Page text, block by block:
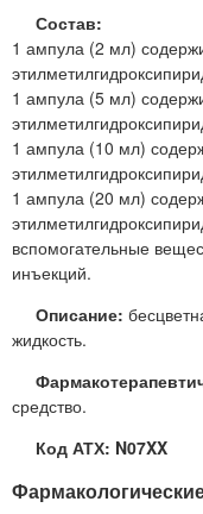
Состав:
1 ампула (2 мл)
1 ампула (5 мл)
1 ампула (10 мл)
1 ампула (20 мл)
вспомогательные
инъекций.
Описание:
жидкость.
средство.
Код АТХ: N07XX